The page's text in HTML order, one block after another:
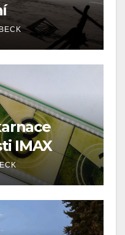
IMAX